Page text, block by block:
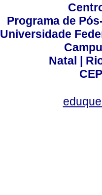
Programa de
Universidade
Natal |